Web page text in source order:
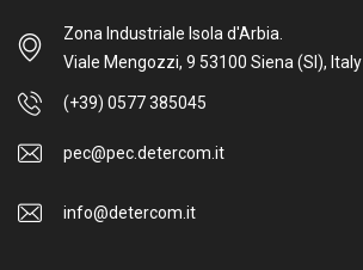
Zona Industriale Isola d'Arbia.
Viale Mengozzi, 9 53100 Siena (SI), Italy
(+39) 0577 385045
pec@pec.detercom.it
info@detercom.it